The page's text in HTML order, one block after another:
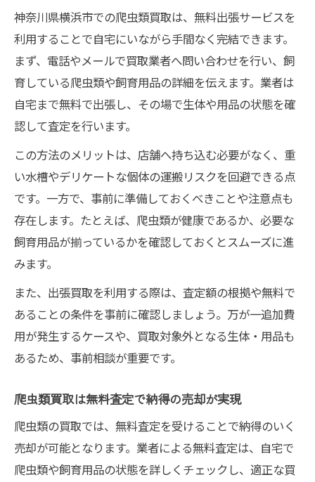
神奈川県横浜市での爬虫類買取は、無料出張サービスを
利用することで自宅にいながら手間なく完結できます。
まず、電話やメールで買取業者へ問い合わせを行い、飼
育している爬虫類や飼育用品の詳細を伝えます。業者は
自宅まで無料で出張し、その場で生体や用品の状態を確
認して査定を行います。
この方法のメリットは、店舗へ持ち込む必要がなく、重
い水槽やデリケートな個体の運搬リスクを回避できる点
です。一方で、事前に準備しておくべきことや注意点も
存在します。たとえば、爬虫類が健康であるか、必要な
飼育用品が揃っているかを確認しておくとスムーズに進
みます。
また、出張買取を利用する際は、査定額の根拠や無料で
あることの条件を事前に確認しましょう。万が一追加費
用が発生するケースや、買取対象外となる生体・用品も
あるため、事前相談が重要です。
爬虫類買取は無料査定で納得の売却が実現
爬虫類の買取では、無料査定を受けることで納得のいく
売却が可能となります。業者による無料査定は、自宅で
爬虫類や飼育用品の状態を詳しくチェックし、適正な買